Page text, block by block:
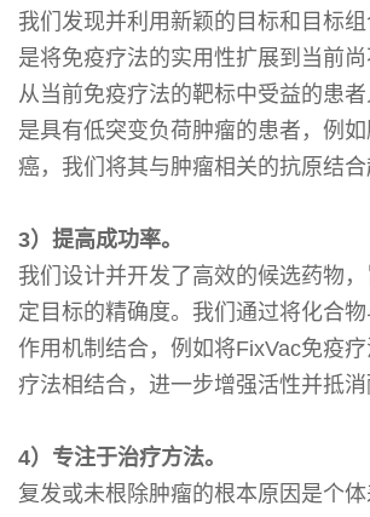
我们发现并利用新颖的目标和目标
是将免疫疗法的实用性扩展到当前
从当前免疫疗法的靶标中受益的患
是具有低突变负荷肿瘤的患者，例
癌，我们将其与肿瘤相关的抗原结合
3）提高成功率。
我们设计并开发了高效的候选药物
定目标的精确度。我们通过将化合
作用机制结合，例如将FixVac免疫
疗法相结合，进一步增强活性并抵消
4）专注于治疗方法。
复发或未根除肿瘤的根本原因是个